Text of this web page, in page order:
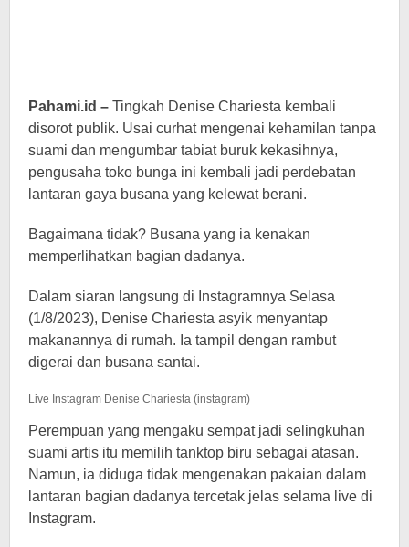
Pahami.id – Tingkah Denise Chariesta kembali
disorot publik. Usai curhat mengenai kehamilan tanpa
suami dan mengumbar tabiat buruk kekasihnya,
pengusaha toko bunga ini kembali jadi perdebatan
lantaran gaya busana yang kelewat berani.
Bagaimana tidak? Busana yang ia kenakan
memperlihatkan bagian dadanya.
Dalam siaran langsung di Instagramnya Selasa
(1/8/2023), Denise Chariesta asyik menyantap
makanannya di rumah. Ia tampil dengan rambut
digerai dan busana santai.
Live Instagram Denise Chariesta (instagram)
Perempuan yang mengaku sempat jadi selingkuhan
suami artis itu memilih tanktop biru sebagai atasan.
Namun, ia diduga tidak mengenakan pakaian dalam
lantaran bagian dadanya tercetak jelas selama live di
Instagram.